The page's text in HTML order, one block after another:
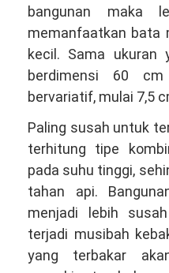
bangunan maka
memanfaatkan bata
kecil. Sama ukuran
berdimensi 60
bervariatif, mulai 7,5
Paling susah untuk
terhitung tipe
pada suhu tinggi,
tahan api.
menjadi lebih
terjadi musibah
yang terbakar